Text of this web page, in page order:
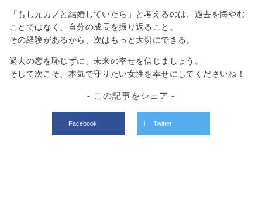
「もし元カノと結婚していたら」と考えるのは、過去を悔やむ
ことではなく、自分の成長を振り返ること。
その経験があるから、次はもっと大切にできる。
過去の恋を恥じずに、未来の幸せを信じましょう。
そして次こそ、本気で守りたい女性を幸せにしてくださいね！
- この記事をシェア -
Facebook Twitter